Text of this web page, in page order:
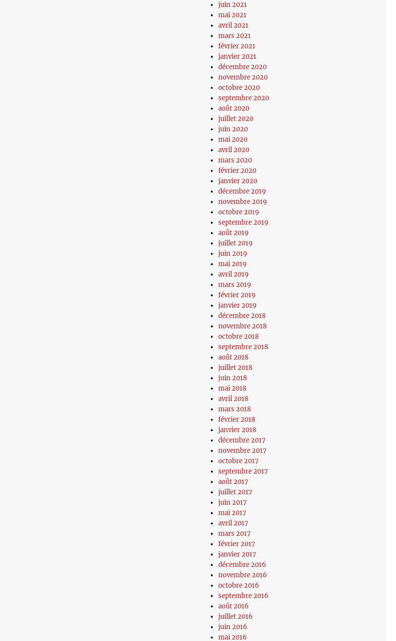
juin 2021
mai 2021
avril 2021
mars 2021
février 2021
janvier 2021
décembre 2020
novembre 2020
octobre 2020
septembre 2020
août 2020
juillet 2020
juin 2020
mai 2020
avril 2020
mars 2020
février 2020
janvier 2020
décembre 2019
novembre 2019
octobre 2019
septembre 2019
août 2019
juillet 2019
juin 2019
mai 2019
avril 2019
mars 2019
février 2019
janvier 2019
décembre 2018
novembre 2018
octobre 2018
septembre 2018
août 2018
juillet 2018
juin 2018
mai 2018
avril 2018
mars 2018
février 2018
janvier 2018
décembre 2017
novembre 2017
octobre 2017
septembre 2017
août 2017
juillet 2017
juin 2017
mai 2017
avril 2017
mars 2017
février 2017
janvier 2017
décembre 2016
novembre 2016
octobre 2016
septembre 2016
août 2016
juillet 2016
juin 2016
mai 2016